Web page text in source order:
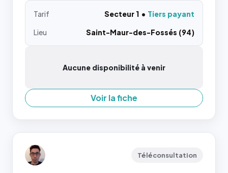
Tarif Secteur 1
Tiers payant
Lieu
Saint-Maur-des-Fossés (94)
Aucune disponibilité à venir
Voir la fiche
Téléconsultation